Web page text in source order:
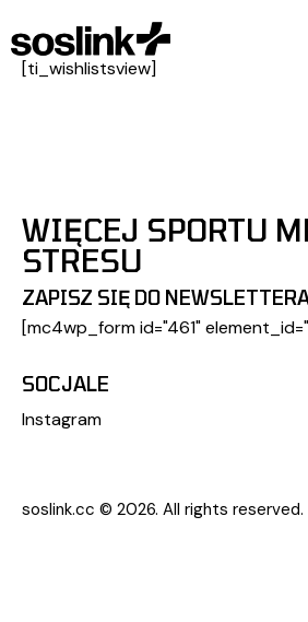
[ti_wishlistsview]
WIĘCEJ SPORTU
STRESU
ZAPISZ SIĘ DO
[mc4wp_form id="461"
SOCJALE
Instagram
soslink.cc © 2026. All rights reserved.